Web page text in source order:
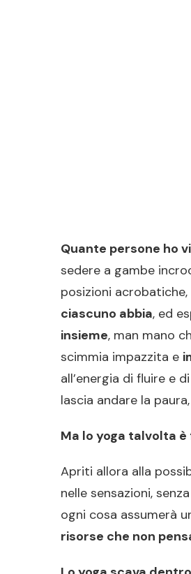
Quante persone ho
sedere a gambe
posizioni
ciascuno abbia, ed
insieme, man mano
scimmia impazzita e
all’energia di fluire e
lascia andare la paura,
Ma lo yoga talvolta
Apriti allora alla
nelle sensazioni,
ogni cosa assumerà
risorse che non